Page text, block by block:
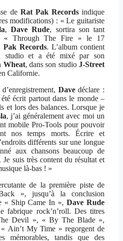
de Rat Pak Recordsindique
modifications) : « Le guitariste
,Dave Rude, sortira son tant
« Through The Fire » le 17
Pak Records. L’album contient
studio et a été mixé par son
Wheat, dans son studio J-Street
Californie.
Davedéclare :
écrit partout dans le monde –
et lors des balances. Lorsque je
, j’ai généralement avec moi un
mobile Pro-Tools pour pouvoir
nos temps morts. Écrire et
différents sur une longue
aux chansons beaucoup de
suis très content du résultat et
là-bas ! »
de la première piste de
», jusqu’à la conclusion
« Ship Came In »,Dave Rude
fabrique rock’n’roll. Des titres
Devil », « By The Blade »,
Ain’t My Time » regorgent de
mémorables, tandis que des